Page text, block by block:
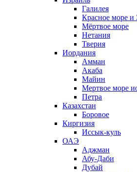
Галилея
Красное море и
Мёртвое море
Нетания
Тверия
Иордания
Амман
Акаба
Майин
Мертвое море
Петра
Казахстан
Боровое
Киргизия
Иссык-куль
ОАЭ
Аджман
Абу-Даби
Дубай